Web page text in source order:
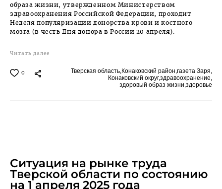
образа жизни, утвержденном Министерством
здравоохранения Российской Федерации, проходит
Неделя популяризации донорства крови и костного
мозга (в честь Дня донора в России 20 апреля).
Читать далее
0 Тверская область,Конаковский район,газета Заря,
Конаковский округ,здравоохранение,
здоровый образ жизни,здоровье
Ситуация на рынке труда
Тверской области по состоянию
на 1 апреля 2025 года